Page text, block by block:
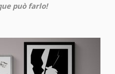
può farlo!